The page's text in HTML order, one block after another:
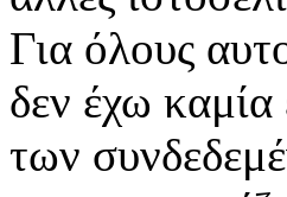
Για όλους
δεν έχω καμία
των